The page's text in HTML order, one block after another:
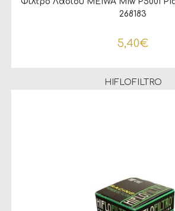
268183
5,40€
HIFLOFILTRO